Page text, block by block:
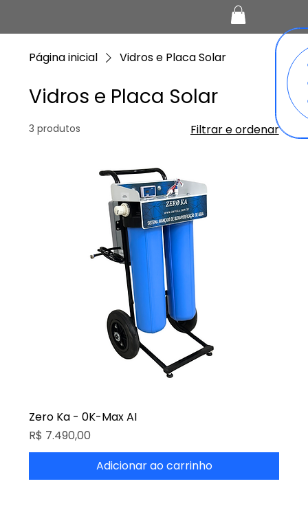
Página inicial Vidros e Placa Solar
Vidros e Placa Solar
3 produtos Filtrar e ordenar
Zero Ka - 0K-Max AI
Preço
R$ 7.490,00
Adicionar ao carrinho